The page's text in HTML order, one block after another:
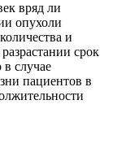
вряд ли
опухоли
и
срок
случае
пациентов в